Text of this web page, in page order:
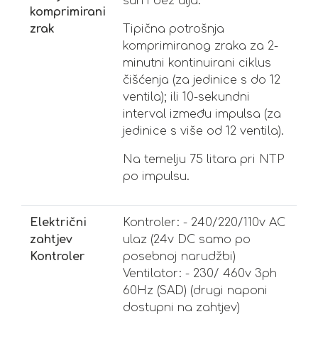
komprimirani
zrak
Tipična potrošnja
komprimiranog zraka za 2-
minutni kontinuirani ciklus
čišćenja (za jedinice s do 12
ventila); ili 10-sekundni
interval između impulsa (za
jedinice s više od 12 ventila).
Na temelju 75 litara pri NTP
po impulsu.
Električni
zahtjev
Kontroler
Kontroler: - 240/220/110v AC
ulaz (24v DC samo po
posebnoj narudžbi)
Ventilator: - 230/ 460v 3ph
60Hz (SAD) (drugi naponi
dostupni na zahtjev)